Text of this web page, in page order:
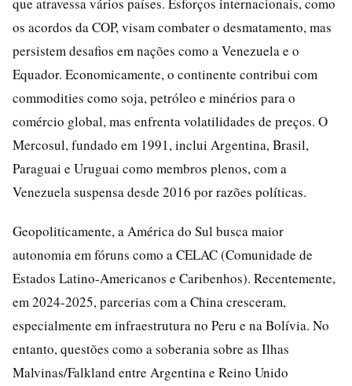
os acordos da COP, visam combater o desmatamento, mas
persistem desafios em nações como a Venezuela e o
Equador. Economicamente, o continente contribui com
commodities como soja, petróleo e minérios para o
comércio global, mas enfrenta volatilidades de preços. O
Mercosul, fundado em 1991, inclui Argentina, Brasil,
Paraguai e Uruguai como membros plenos, com a
Venezuela suspensa desde 2016 por razões políticas.
Geopoliticamente, a América do Sul busca maior
autonomia em fóruns como a CELAC (Comunidade de
Estados Latino-Americanos e Caribenhos). Recentemente,
em 2024-2025, parcerias com a China cresceram,
especialmente em infraestrutura no Peru e na Bolívia. No
entanto, questões como a soberania sobre as Ilhas
Malvinas/Falkland entre Argentina e Reino Unido